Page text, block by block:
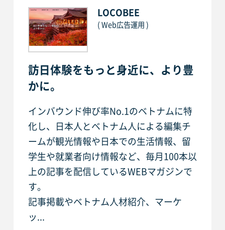
LOCOBEE
( Web広告運用 )
訪日体験をもっと身近に、より豊
かに。
インバウンド伸び率No.1のベトナムに特
化し、日本人とベトナム人による編集チ
ームが観光情報や日本での生活情報、留
学生や就業者向け情報など、毎月100本以
上の記事を配信しているWEBマガジンで
す。
記事掲載やベトナム人材紹介、マーケ
ッ...